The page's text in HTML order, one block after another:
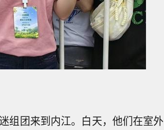
组团来到内江。白天，他们在室外